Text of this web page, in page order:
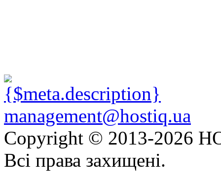
management@hostiq.ua
Copyright © 2013-2026
Всі права захищені.